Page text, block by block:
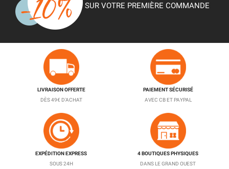
SUR VOTRE PREMIÈRE COMMANDE
LIVRAISON OFFERTE
DÈS 49€ D'ACHAT
PAIEMENT SÉCURISÉ
AVEC CB ET PAYPAL
EXPÉDITION EXPRESS
SOUS 24H
4 BOUTIQUES PHYSIQUES
DANS LE GRAND OUEST